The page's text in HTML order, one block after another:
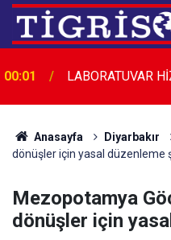
00:01 LABORATUVAR
Anasayfa Diyarbakır
dönüşler için yasal düzenleme
Mezopotamya
dönüşler için